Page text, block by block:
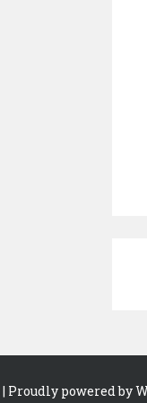
| Proudly powered by